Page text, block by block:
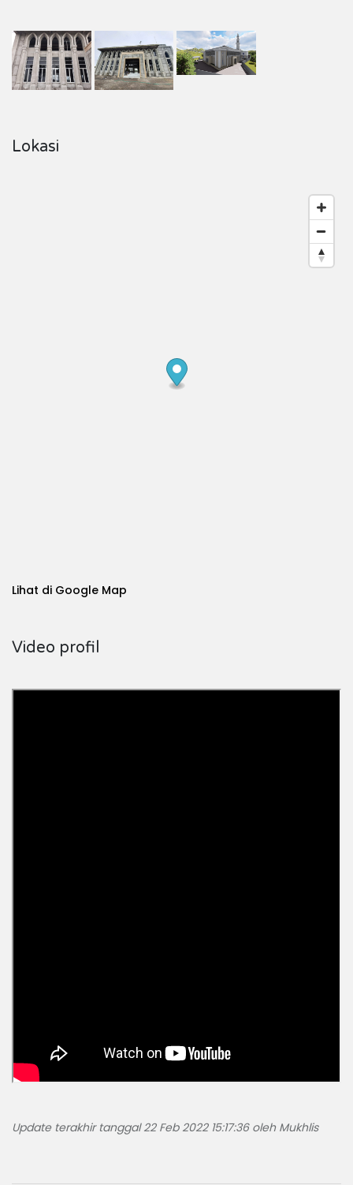
Lokasi
Lihat di Google Map
Video profil
Update terakhir tanggal 22 Feb 2022 15:17:36 oleh Mukhlis